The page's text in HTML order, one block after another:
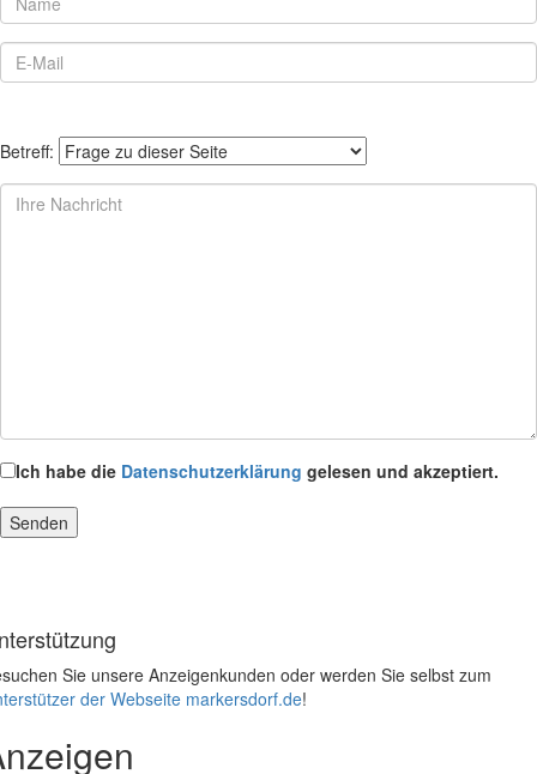
Betreff:
Ich habe die Datenschutzerklärung gelesen und akzeptiert.
Sie unsere Anzeigenkunden oder werden Sie selbst zum
der Webseite markersdorf.de!